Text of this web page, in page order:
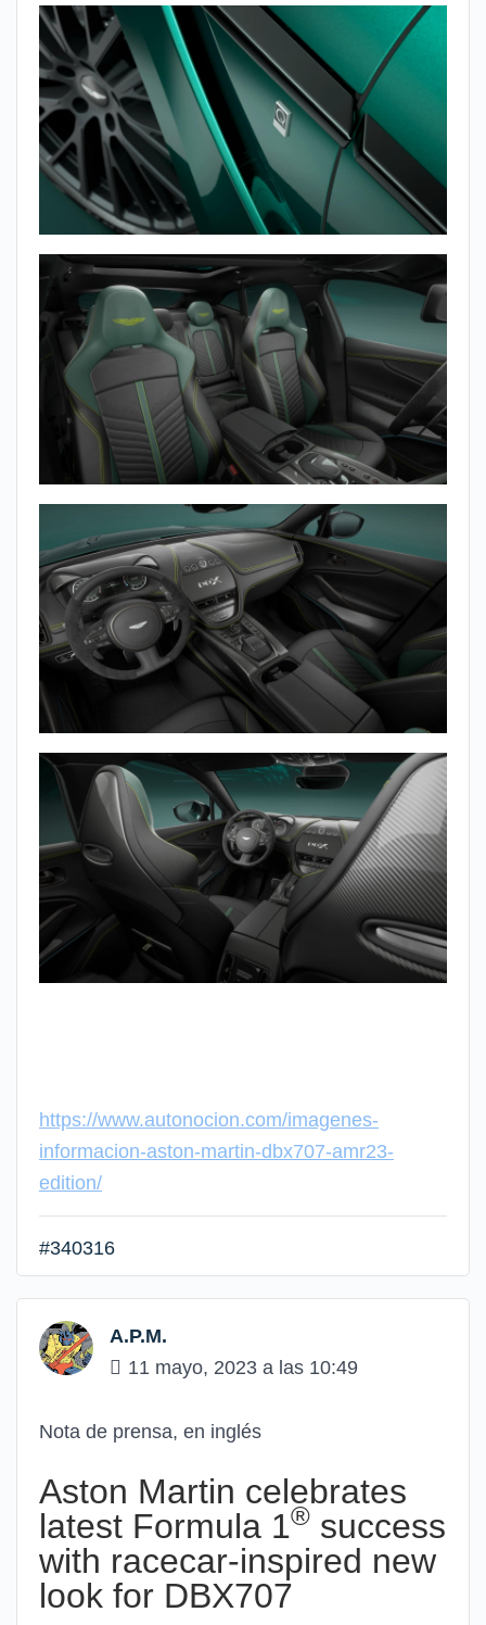
https://www.autonocion.com/imagenes-
informacion-aston-martin-dbx707-amr23-
edition/
#340316
A.P.M.
11 mayo, 2023 a las 10:49
Nota de prensa, en inglés
Aston Martin celebrates
latest Formula 1® success
with racecar-inspired new
look for DBX707